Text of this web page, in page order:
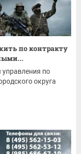
по контракту
по
округа